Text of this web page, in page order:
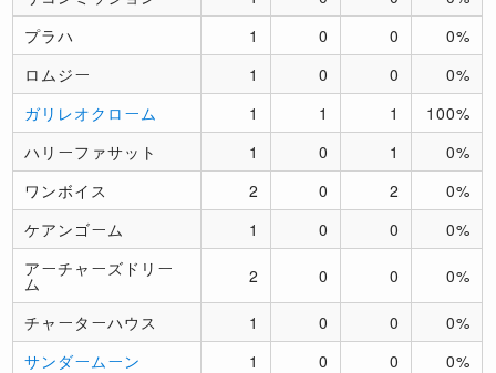
プラハ
1 0 0
0%
ロムジー
1 0 0
0%
ガリレオクローム
1 1 1
100%
ハリーファサット
1 0 1
0%
ワンボイス
2 0 2
0%
ケアンゴーム
1 0 0
0%
アーチャーズドリー
ム 2 0 0 0%
チャーターハウス 1 0 0
0%
サンダームーン
1 0 0
0%